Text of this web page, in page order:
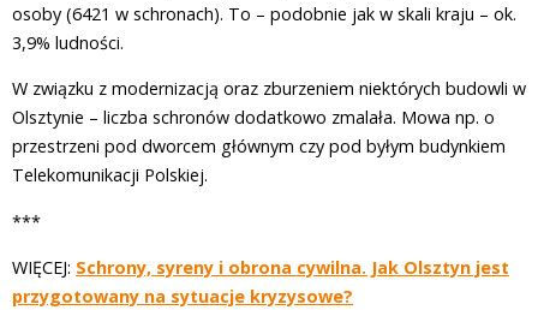
osoby (6421 w schronach). To – podobnie jak w skali kraju – ok.
3,9% ludności.
W związku z modernizacją oraz zburzeniem niektórych budowli w
Olsztynie – liczba schronów dodatkowo zmalała. Mowa np. o
przestrzeni pod dworcem głównym czy pod byłym budynkiem
Telekomunikacji Polskiej.
***
WIĘCEJ: Schrony, syreny i obrona cywilna. Jak Olsztyn jest
przygotowany na sytuacje kryzysowe?